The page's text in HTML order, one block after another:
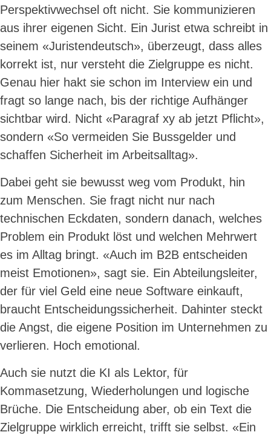
Perspektivwechsel oft nicht. Sie kommunizieren
aus ihrer eigenen Sicht. Ein Jurist etwa schreibt in
seinem «Juristendeutsch», überzeugt, dass alles
korrekt ist, nur versteht die Zielgruppe es nicht.
Genau hier hakt sie schon im Interview ein und
fragt so lange nach, bis der richtige Aufhänger
sichtbar wird. Nicht «Paragraf xy ab jetzt Pflicht»,
sondern «So vermeiden Sie Bussgelder und
schaffen Sicherheit im Arbeitsalltag».
Dabei geht sie bewusst weg vom Produkt, hin
zum Menschen. Sie fragt nicht nur nach
technischen Eckdaten, sondern danach, welches
Problem ein Produkt löst und welchen Mehrwert
es im Alltag bringt. «Auch im B2B entscheiden
meist Emotionen», sagt sie. Ein Abteilungsleiter,
der für viel Geld eine neue Software einkauft,
braucht Entscheidungssicherheit. Dahinter steckt
die Angst, die eigene Position im Unternehmen zu
verlieren. Hoch emotional.
Auch sie nutzt die KI als Lektor, für
Kommasetzung, Wiederholungen und logische
Brüche. Die Entscheidung aber, ob ein Text die
Zielgruppe wirklich erreicht, trifft sie selbst. «Ein